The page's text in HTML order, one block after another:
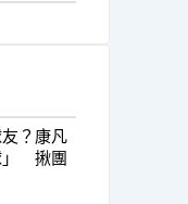
？康凡
」 揪團